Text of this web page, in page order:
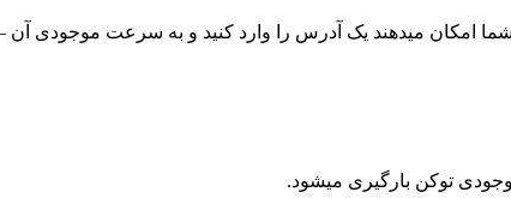
امکان میدهند یک آدرس را وارد کنید و به سرعت موجودی آن
توکن بارگیری میشود.